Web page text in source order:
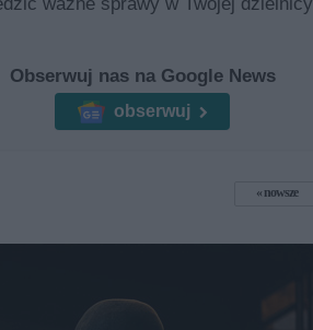
Obserwuj nas na Google News
obserwuj
nowsze